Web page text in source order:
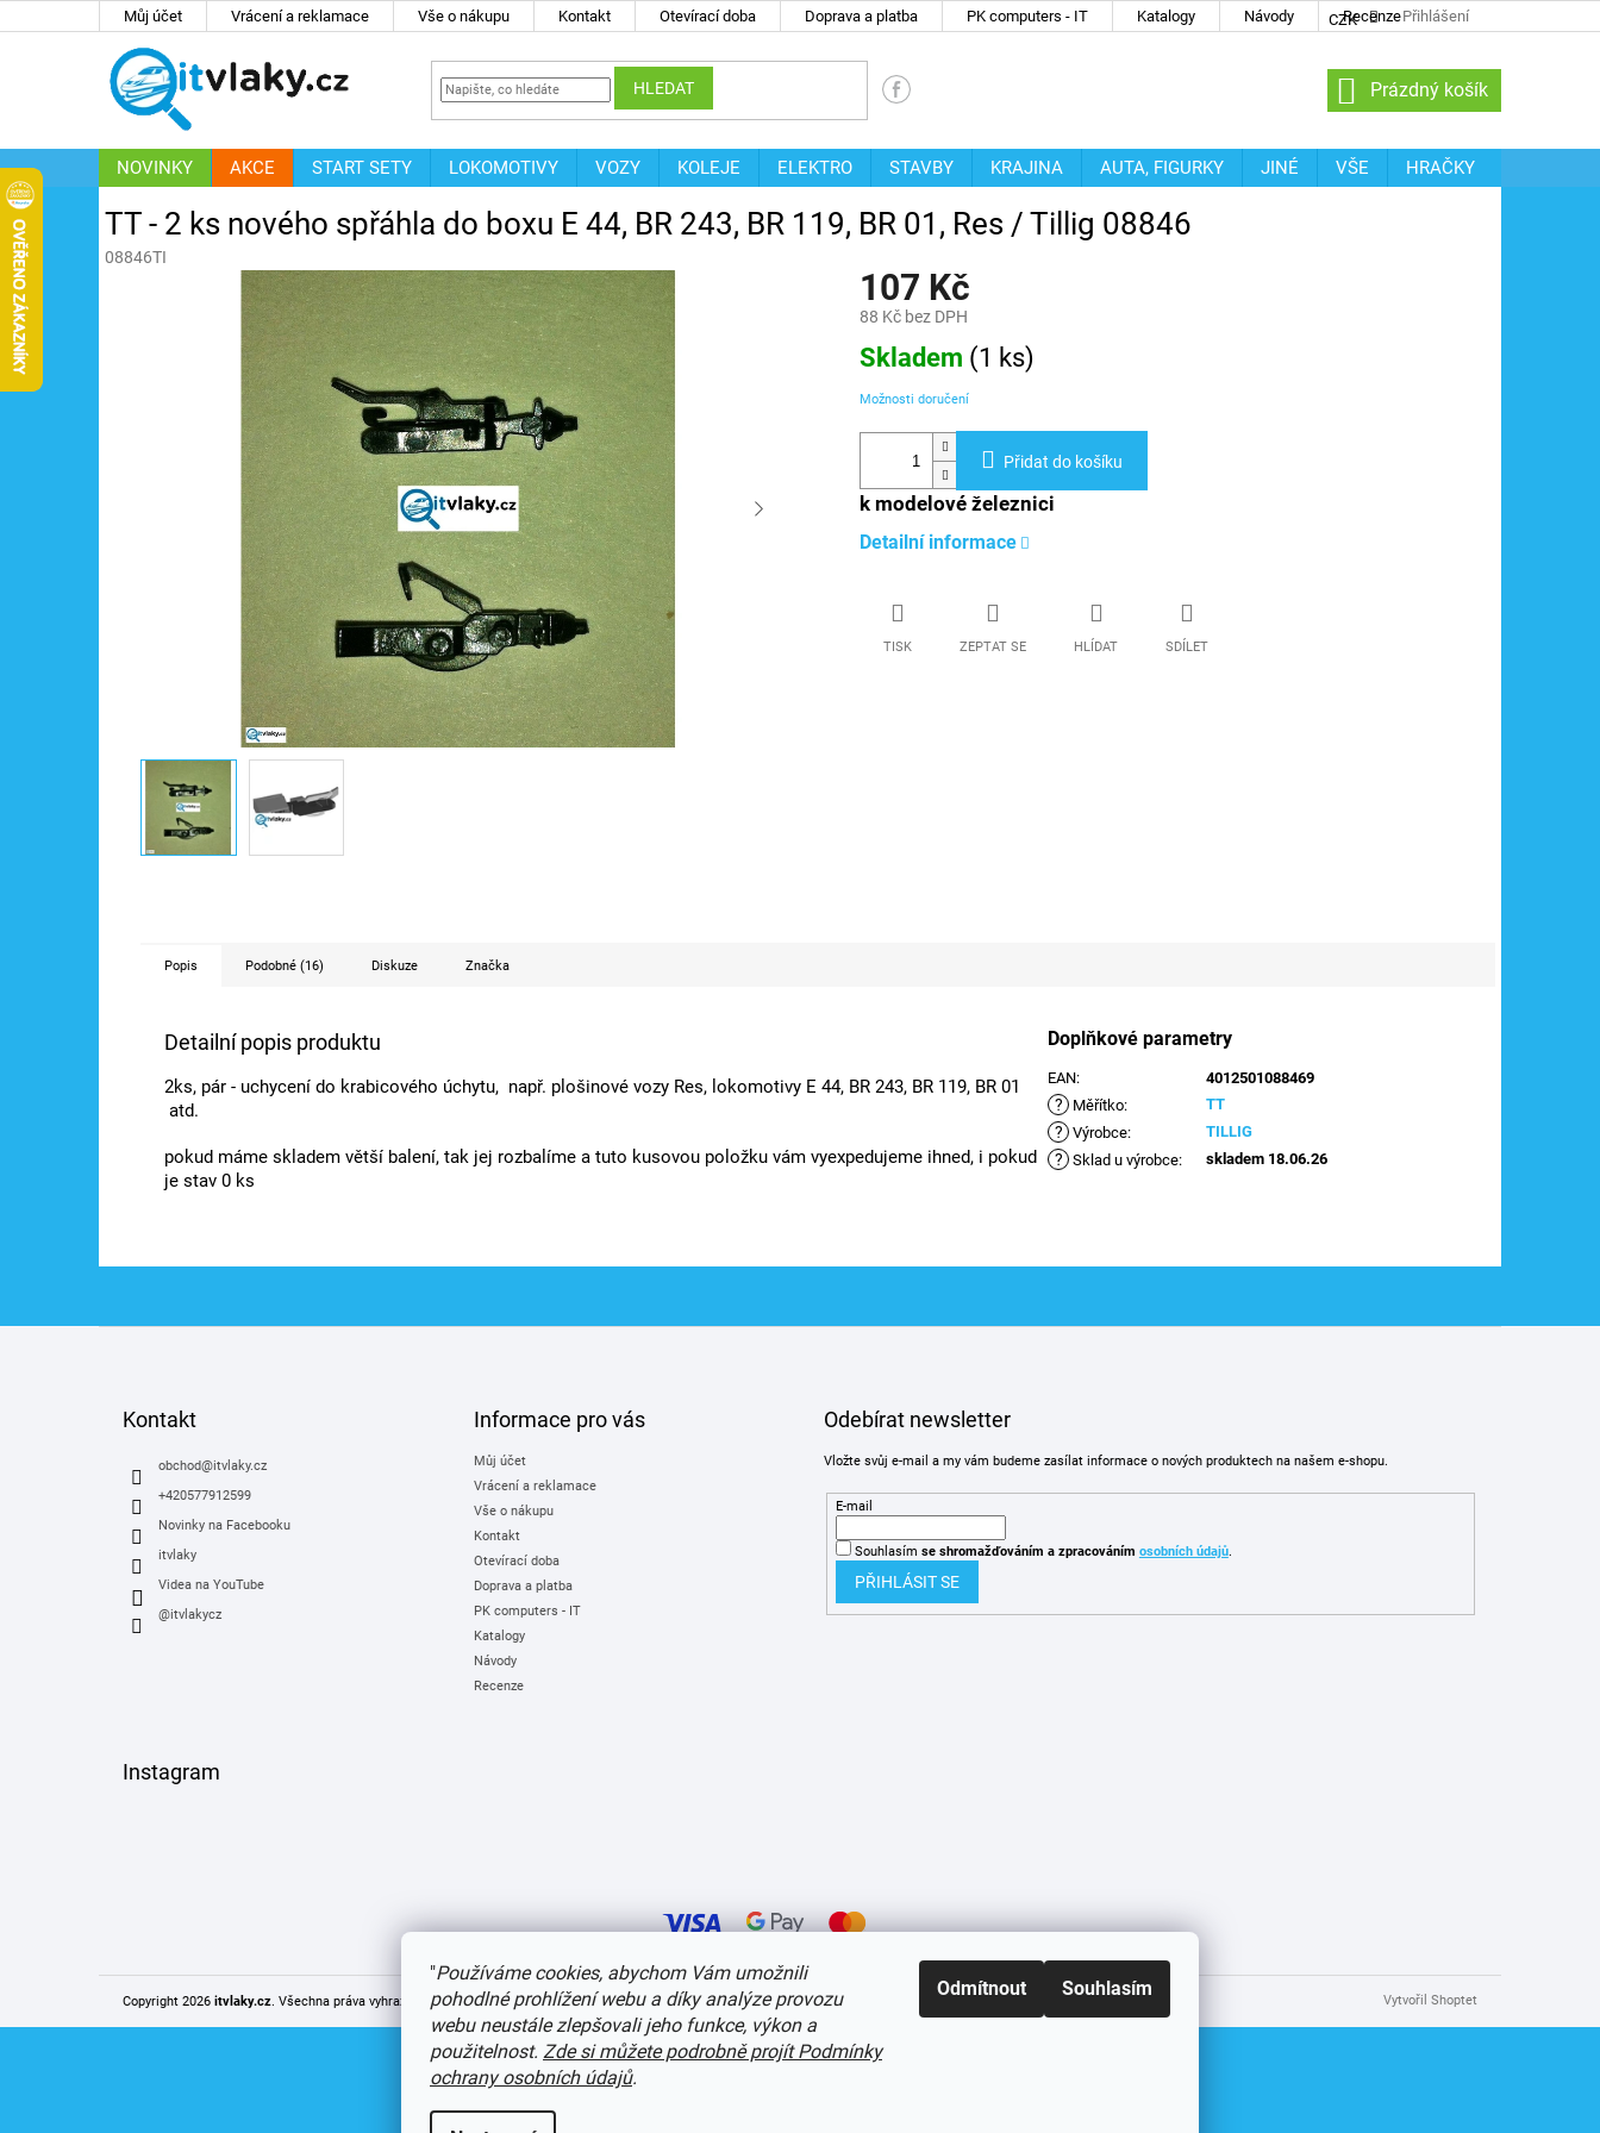
"Používáme cookies, abychom Vám umožnili
pohodlné prohlížení webu a díky analýze provozu
webu neustále zlepšovali jeho funkce, výkon a
použitelnost. Zde si můžete podrobně projít Podmínky
ochrany osobních údajů.
Odmítnout Souhlasím
Můj účet Vrácení a reklamace Vše o nákupu Kontakt Otevírací doba Doprava a platba PK computers - IT Katalogy Návody Recenze
CZK Přihlášení
HLEDAT
NÁKUPNÍ
KOŠÍK
Prázdný košík
NOVINKY AKCE START SETY LOKOMOTIVY VOZY KOLEJE ELEKTRO STAVBY KRAJINA AUTA, FIGURKY JINÉ VŠE
HRAČKY
ZNAČKY
TT - 2 ks nového spřáhla do boxu E 44, BR 243, BR 119, BR 01, Res / Tillig 08846
08846TI
107 Kč
88 Kč bez DPH
Měrná
cena:
Skladem (1 ks)
Možnosti doručení
Přidat do košíku
k modelové železnici
Detailní informace
TISK ZEPTAT SE HLÍDAT SDÍLET
Popis Podobné (16) Diskuze Značka
Detailní popis produktu
2ks, pár - uchycení do krabicového úchytu, např. plošinové vozy Res, lokomotivy E 44, BR 243, BR 119, BR 01
atd.
pokud máme skladem větší balení, tak jej rozbalíme a tuto kusovou položku vám vyexpedujeme ihned, i pokud
je stav 0 ks
Doplňkové parametry
EAN: 4012501088469
? Měřítko: TT
? Výrobce: TILLIG
? Sklad u výrobce: skladem 18.06.26
Kontakt
obchod@itvlaky.cz
+420577912599
Novinky na Facebooku
itvlaky
Videa na YouTube
@itvlakycz
Informace pro vás
Můj účet
Vrácení a reklamace
Vše o nákupu
Kontakt
Otevírací doba
Doprava a platba
PK computers - IT
Katalogy
Návody
Recenze
Odebírat newsletter
Vložte svůj e-mail a my vám budeme zasílat informace o nových produktech na našem e-shopu.
E-mail
Souhlasím se shromažďováním a zpracováním osobních údajů.
PŘIHLÁSIT SE
Instagram
Vytvořil Shoptet
Copyright 2026 itvlaky.cz . Všechna práva vyhrazena.Upravit nastavení cookies